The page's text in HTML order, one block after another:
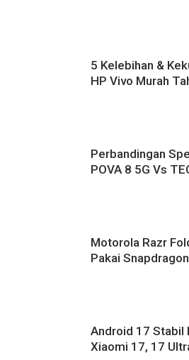
5 Kelebihan &
HP Vivo Murah
Perbandingan
POVA 8 5G Vs
Motorola Razr
Pakai
Android 17 Stabil
Xiaomi 17, 17